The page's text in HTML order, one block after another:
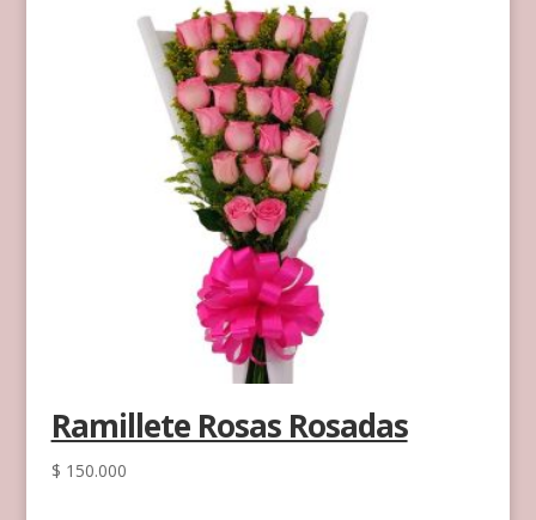
Ramillete Rosas Rosadas
$ 150.000